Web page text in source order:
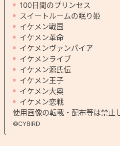
100日間のプリンセス
スイートルームの眠り姫
イケメン戦国
イケメン革命
イケメンヴァンパイア
イケメンライブ
イケメン源氏伝
イケメン王子
イケメン大奥
イケメン恋戦
使用画像の転載・配布等は禁止
©CYBIRD